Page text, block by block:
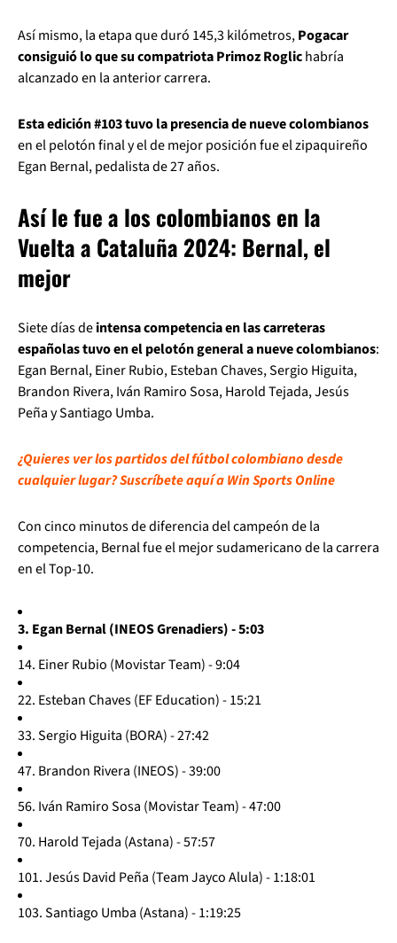
Así mismo, la etapa que duró 145,3 kilómetros,Pogacar
consiguió lo que su compatriota Primoz Roglichabría
alcanzado en la anterior carrera.
Esta edición #103 tuvo la presencia de nueve colombianos
en el pelotón final y el de mejor posición fue el zipaquireño
Egan Bernal, pedalista de 27 años.
Así le fue a los colombianos en la
Vuelta a Cataluña 2024: Bernal, el
mejor
Siete días deintensa competencia en las carreteras
españolas tuvo en el pelotón general a nueve colombianos:
Egan Bernal, Einer Rubio, Esteban Chaves, Sergio Higuita,
Brandon Rivera, Iván Ramiro Sosa, Harold Tejada, Jesús
Peña y Santiago Umba.
¿Quieres ver los partidos del fútbol colombiano desde
cualquier lugar? Suscríbete aquí a Win Sports Online
Con cinco minutos de diferencia del campeón de la
competencia, Bernal fue el mejor sudamericano de la carrera
en el Top-10.
3. Egan Bernal (INEOS Grenadiers) - 5:03
14. Einer Rubio (Movistar Team) - 9:04
22. Esteban Chaves (EF Education) - 15:21
33. Sergio Higuita (BORA) - 27:42
47. Brandon Rivera (INEOS) - 39:00
56. Iván Ramiro Sosa (Movistar Team) - 47:00
70. Harold Tejada (Astana) - 57:57
101. Jesús David Peña (Team Jayco Alula) - 1:18:01
103. Santiago Umba (Astana) - 1:19:25